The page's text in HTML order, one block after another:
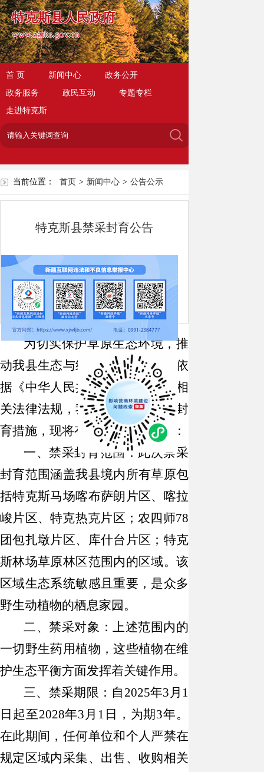
特克斯县人民政府
www.zgtks.gov.cn
首 页 新闻中心
政务公开
政务服务
政民互动
专题专栏
走进特克斯
当前位置： 首页 > 新闻中心 > 公告公示
特克斯县禁采封育公告
来源：特克斯县人民政府
20 16:02 点击：[ 1134 次]
为切实保护草原生态环境，推
动我县生态与经济可持续发展，依
据《中华人民共和国草原法》等相
关法律法规，我县决定实施禁采封
育措施，现将有关事项公告如下：
一、禁采封育范围： 此次禁采
封育范围涵盖我县境内 所有草原包
括特克斯马场喀布萨朗片区、喀拉
峻片区、特克热克片区； 农四师78
团包扎墩片区、库什台片区； 特克
斯林场草原林区范围内的区域。该
区域生态系统敏感且重要，是众多
野生动植物的栖息家园。
二、禁采对象：上述范围内的
一切野生药用植物 ，这些植物在维
护生态平衡方面发挥着关键作用。
三、禁采期限： 自 2025年3 月 1
日起至2028年3 月 1 日，为期3年。
在此期间，任何单位和个人严禁在
规定区域内采集、出售、收购相关